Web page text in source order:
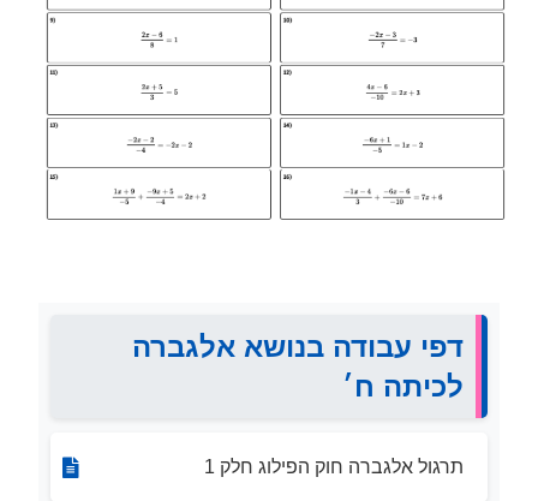
דפי עבודה בנושא אלגברה
לכיתה ח׳
תרגול אלגברה חוק הפילוג חלק 1